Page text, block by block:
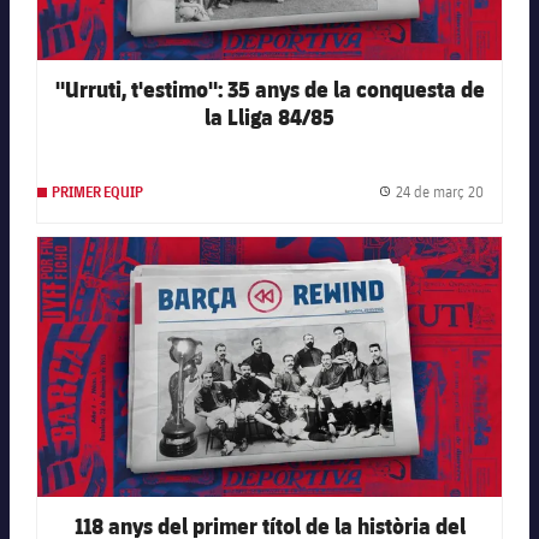
"Urruti, t'estimo": 35 anys de la conquesta de
la Lliga 84/85
PRIMER EQUIP Data de
24 de març 20
FC Barcelona club badge
118 anys del primer títol de la història del